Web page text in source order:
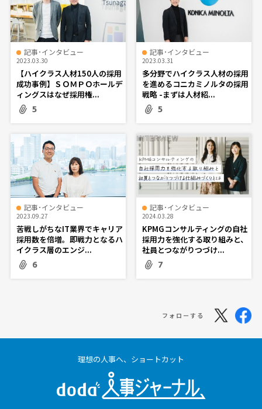
記事･インタビュー
2023.03.30
【ハイクラス人材150人の採用
成功事例】ＳＯＭＰＯホールデ
ィングスはなぜ採用権...
5
記事･インタビュー
2023.03.31
多分野でハイクラス人材の採用
を進めるコニカミノルタの採用
戦略 -まずは人材紹...
5
記事･インタビュー
2023.09.27
苦戦しがちなIT業界でキャリア
採用数を倍増。即戦力となるハ
イクラス層のエンジ...
6
記事･インタビュー
2024.03.28
KPMGコンサルティングの自社
採用力を強化する取り組みと、
社員とつながりつづけ...
7
フォローする
理想の人事へ、ショートカット